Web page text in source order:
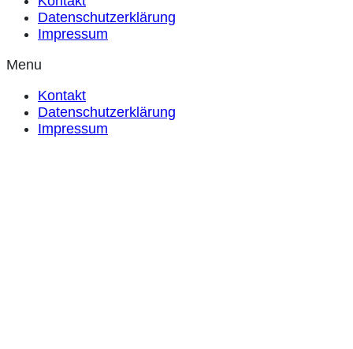
Datenschutzerklärung
Impressum
Menu
Kontakt
Datenschutzerklärung
Impressum